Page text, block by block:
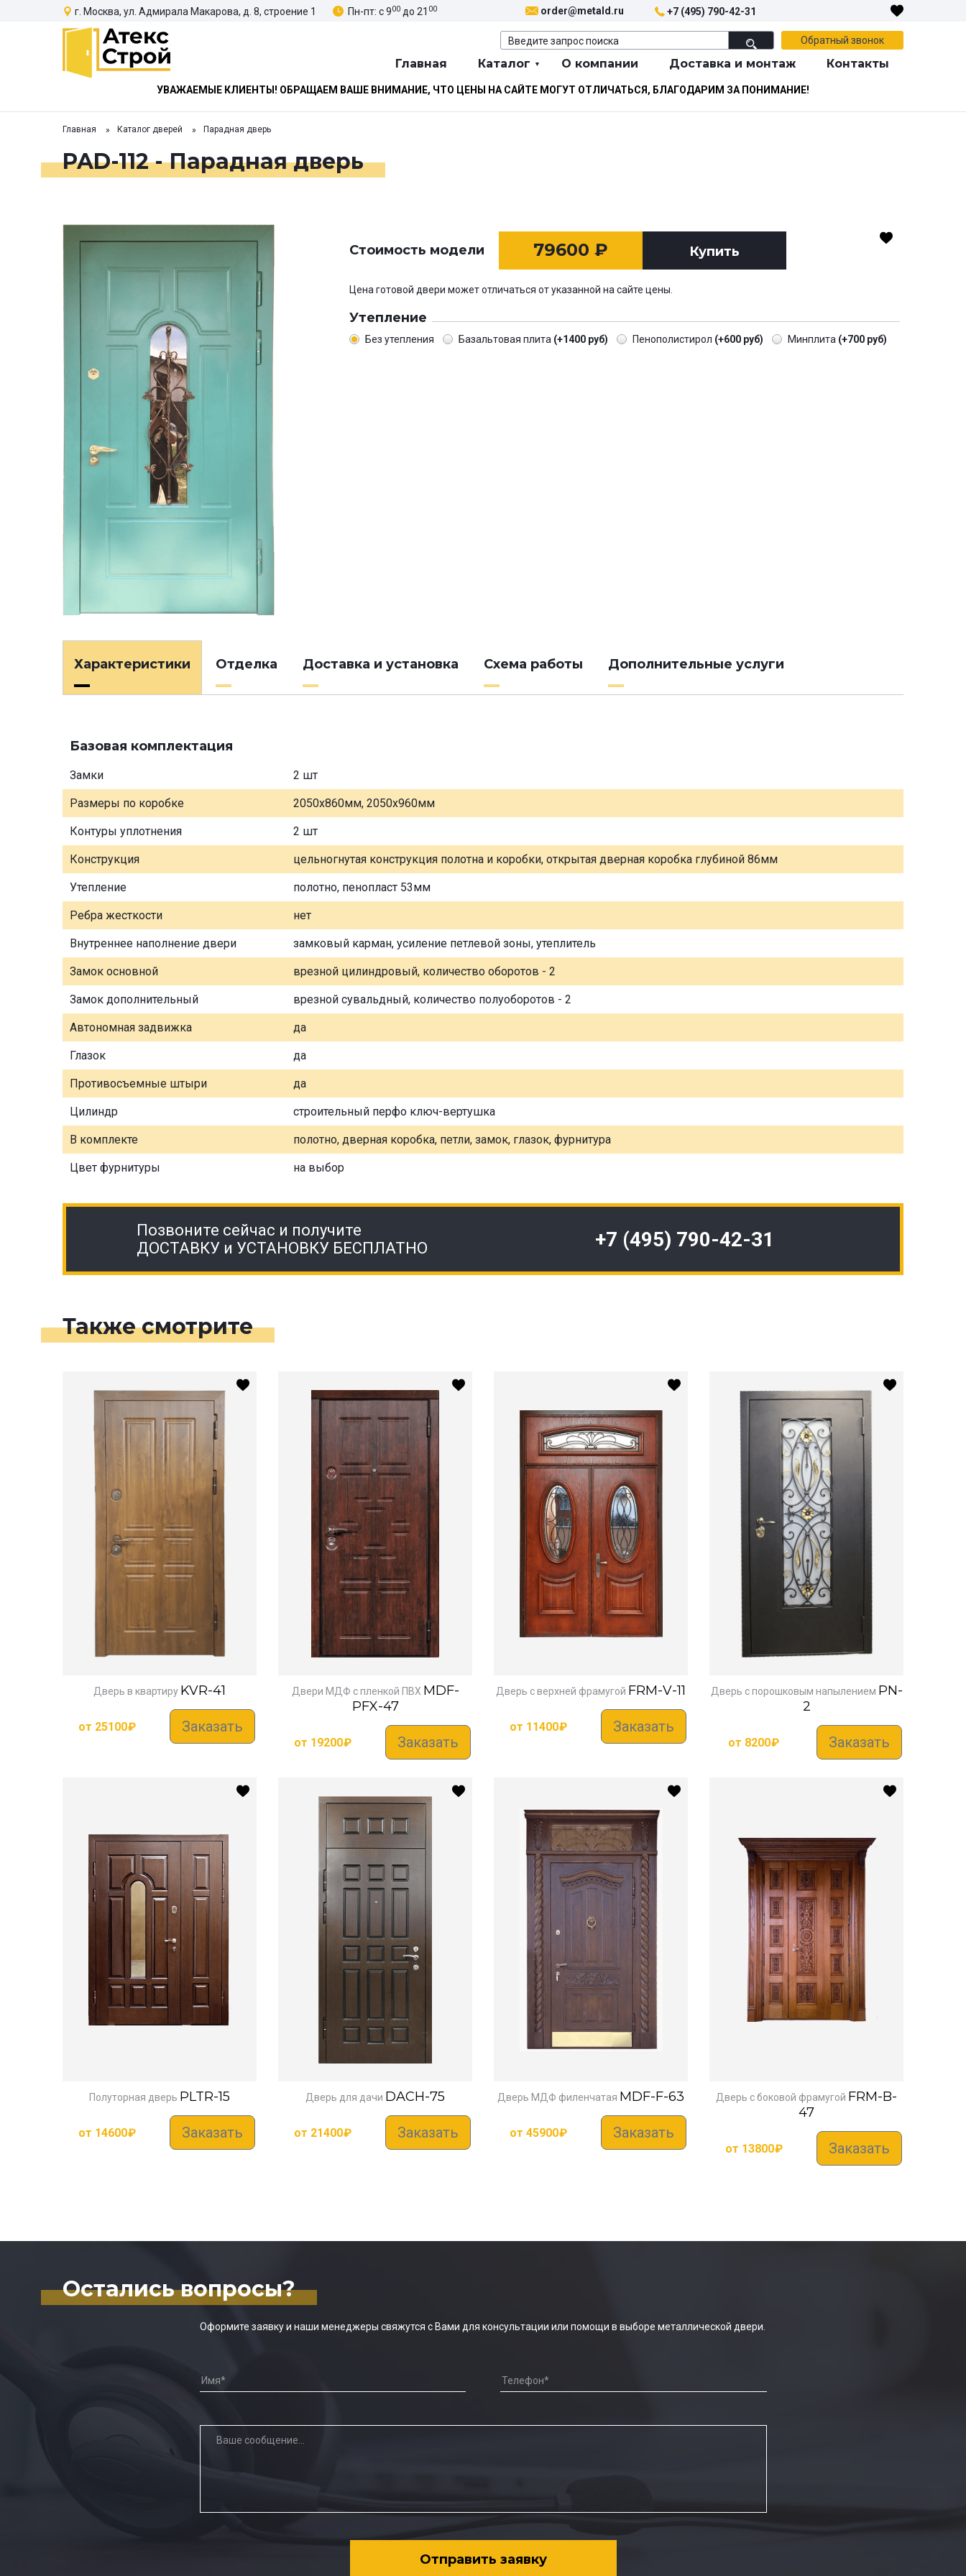
г. Москва, ул. Адмирала Макарова, д. 8, строение 1 Пн-пт: с 900 до 21 00 order@metald.ru +7 (495) 790-42-31
Обратный звонок
Главная Каталог О компании Доставка и монтаж Контакты
УВАЖАЕМЫЕ КЛИЕНТЫ! ОБРАЩАЕМ ВАШЕ ВНИМАНИЕ, ЧТО ЦЕНЫ НА САЙТЕ МОГУТ ОТЛИЧАТЬСЯ, БЛАГОДАРИМ ЗА ПОНИМАНИЕ!
Главная Каталог дверей Парадная дверь
PAD-112 - Парадная дверь
Стоимость модели 79600 ₽ Купить
Цена готовой двери может отличаться от указанной на сайте цены.
Утепление
Без утепления Базальтовая плита (+1400 руб) Пенополистирол (+600 руб) Минплита (+700 руб)
Характеристики Отделка Доставка и установка Схема работы Дополнительные услуги
Базовая комплектация
Замки 2 шт
Размеры по коробке 2050х860мм, 2050х960мм
Контуры уплотнения 2 шт
Конструкция цельногнутая конструкция полотна и коробки, открытая дверная коробка глубиной 86мм
Утепление полотно, пенопласт 53мм
Ребра жесткости нет
Внутреннее наполнение двери замковый карман, усиление петлевой зоны, утеплитель
Замок основной врезной цилиндровый, количество оборотов - 2
Замок дополнительный врезной сувальдный, количество полуоборотов - 2
Автономная задвижка да
Глазок да
Противосъемные штыри да
Цилиндр строительный перфо ключ-вертушка
В комплекте полотно, дверная коробка, петли, замок, глазок, фурнитура
Цвет фурнитуры на выбор
Позвоните сейчас и получите
ДОСТАВКУ и УСТАНОВКУ БЕСПЛАТНО
+7 (495) 790-42-31
Также смотрите
Дверь в квартиру KVR-41
от 25100₽ Заказать
Двери МДФ с пленкой ПВХ MDF-
PFX-47
от 19200₽ Заказать
Дверь с верхней фрамугой FRM-V-11
от 11400₽ Заказать
Дверь с порошковым напылением PN-
2
от 8200₽ Заказать
Полуторная дверь PLTR-15
от 14600₽ Заказать
Дверь для дачи DACH-75
от 21400₽ Заказать
Дверь МДФ филенчатая MDF-F-63
от 45900₽ Заказать
Дверь с боковой фрамугой FRM-B-
47
от 13800₽ Заказать
Остались вопросы?
Оформите заявку и наши менеджеры свяжутся с Вами для консультации или помощи в выборе металлической двери.
Отправить заявку